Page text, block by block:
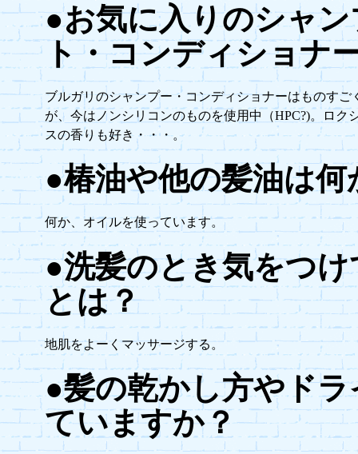
●お気に入りのシャ
ト・コンディショナ
ブルガリのシャンプー・コンディショナーはものすご
が、今はノンシリコンのものを使用中（HPC?)。ロク
スの香りも好き・・・。
●椿油や他の髪油は
何か、オイルを使っています。
●洗髪のとき気をつ
とは？
地肌をよーくマッサージする。
●髪の乾かし方やド
ていますか？